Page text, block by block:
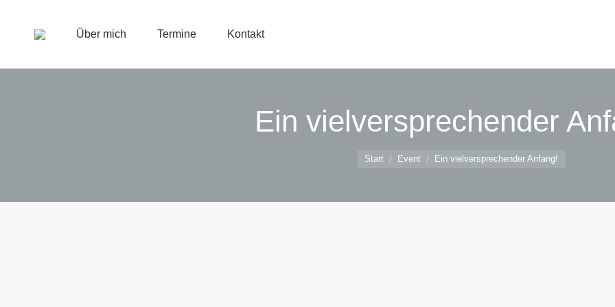
Über mich Termine Kontakt
Ein vielversprechender
Start Event Ein vielversprechender Anfang!